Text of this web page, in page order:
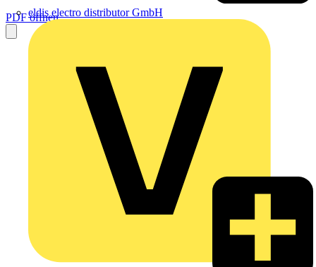
eldis electro distributor GmbH
PDF öffnen